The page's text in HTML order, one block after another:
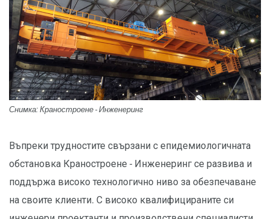
Снимка: Краностроене - Инженеринг
Въпреки трудностите свързани с епидемиологичната
обстановка Краностроене - Инженеринг се развива и
поддържа високо технологично ниво за обезпечаване
на своите клиенти. С високо квалифицираните си